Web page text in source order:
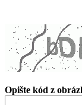
Opište kód z